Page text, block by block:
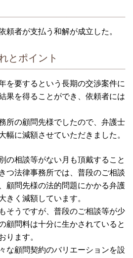
頼者が支払う和解が成立した。
とポイント
を要するという長期の交渉案件に
果を得ることができ、依頼者には
所の顧問先様でしたので、弁護士
幅に減額させていただきました。
の相談等がない月も頂戴すること
つ法律事務所では、普段のご相談
顧問先様の法的問題にかかる弁護
きく減額しています。
そうですが、普段のご相談等が少
顧問料は十分に生かされていると
ります。
な顧問契約のバリエーションを設